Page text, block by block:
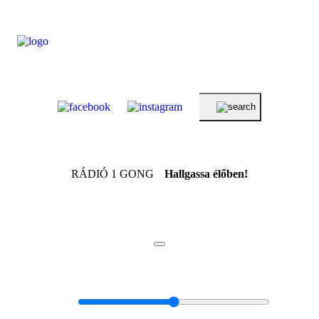
RÁDIÓ 1 GONG Hallgassa élőben!